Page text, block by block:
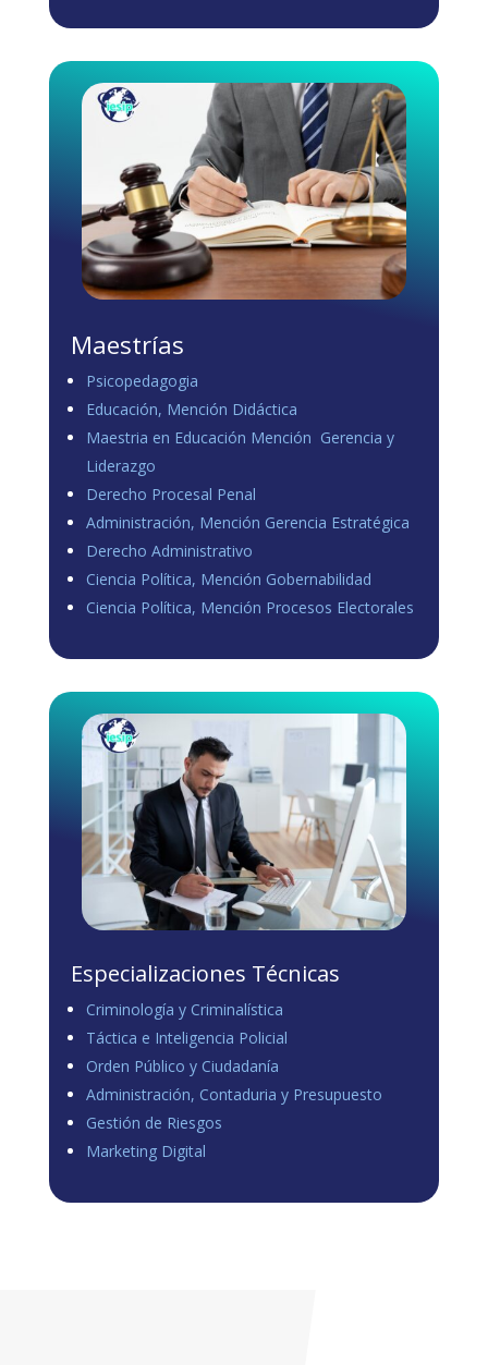
Load more
Maestrías
Psicopedagogia
Educación, Mención Didáctica
Maestria en Educación Mención Gerencia y
Liderazgo
Derecho Procesal Penal
Administración, Mención Gerencia Estratégica
Derecho Administrativo
Ciencia Política, Mención Gobernabilidad
Ciencia Política, Mención Procesos Electorales
Especializaciones Técnicas
Criminología y Criminalística
Táctica e Inteligencia Policial
Orden Público y Ciudadanía
Administración, Contaduria y Presupuesto
Gestión de Riesgos
Marketing Digital